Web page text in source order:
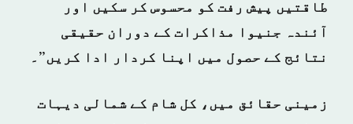
طاقتیں پیش رفت کو محسوس کر سکیں اور
آئندہ جنیوا مذاکرات کے دوران حقیقی
نتائج کے حصول میں اپنا کردار ادا کریں”۔
زمینی حقائق میں، کل شام کے شمالی دیہات